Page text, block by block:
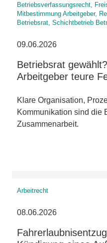
Betriebsverfassungsrecht,
Mitbestimmung Arbeitgeber,
Betriebsrat, Schichtbetrieb
09.06.2026
Betriebsrat
Arbeitgeber teure
Klare Organisation,
Kommunikation sind die
Zusammenarbeit.
Arbeitrecht
08.06.2026